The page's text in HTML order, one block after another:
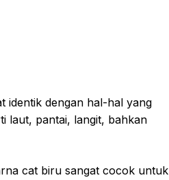
identik dengan hal-hal yang
laut, pantai, langit, bahkan
cat biru sangat cocok untuk